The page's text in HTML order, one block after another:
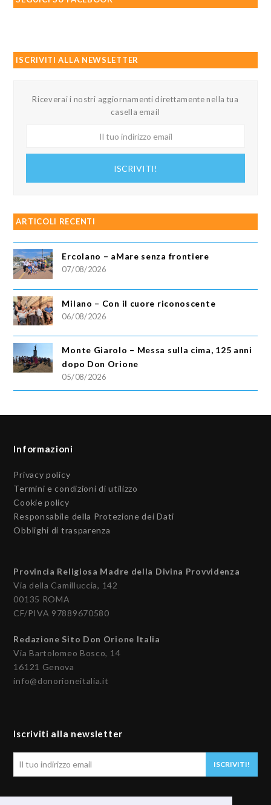
ISCRIVITI ALLA NEWSLETTER
Riceverai i nostri aggiornamenti direttamente nella tua
casella email
ISCRIVITI!
ARTICOLI RECENTI
Ercolano – aMare senza frontiere
07/08/2026
Milano – Con il cuore riconoscente
06/08/2026
Monte Giarolo – Messa sulla cima, 125 anni
dopo Don Orione
05/08/2026
Informazioni
Privacy policy
Termini e condizioni di utilizzo
Cookie policy
Responsabile della Protezione dei Dati
Obblighi di trasparenza
Provincia Religiosa Madre della Divina Provvidenza
Via della Camilluccia, 142
00135 ROMA
CF/PIVA 97889670580
Redazione Sito Don Orione Italia
Via Bartolomeo Bosco, 14
16121 Genova
info@donorioneitalia.it
Iscriviti alla newsletter
ISCRIVITI!